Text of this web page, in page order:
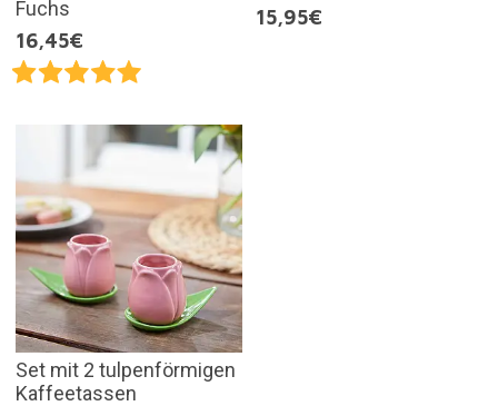
Fuchs
16,45€
15,95€
Set mit 2 tulpenförmigen
Kaffeetassen